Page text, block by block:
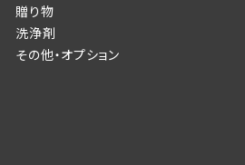
贈り物
洗浄剤
その他・オプション